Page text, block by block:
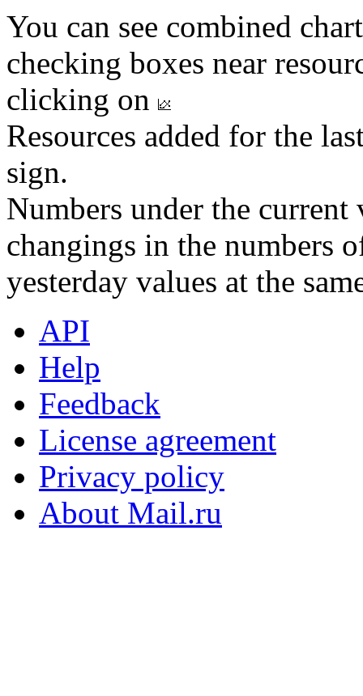
You can see combined
checking boxes near
clicking on
Resources added for the
sign.
Numbers under the
changings in the numbers
yesterday values at the
API
Help
Feedback
License agreement
Privacy policy
About Mail.ru